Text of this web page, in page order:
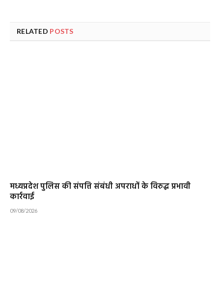
RELATED POSTS
मध्यप्रदेश पुलिस की संपत्ति संबंधी अपराधों के विरुद्ध प्रभावी
कार्रवाई
09/08/2026